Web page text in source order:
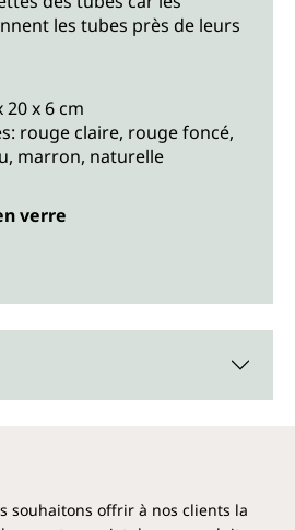
les tubes près de leurs
20 x 6 cm
rouge claire, rouge foncé,
marron, naturelle
verre
souhaitons offrir à nos clients la